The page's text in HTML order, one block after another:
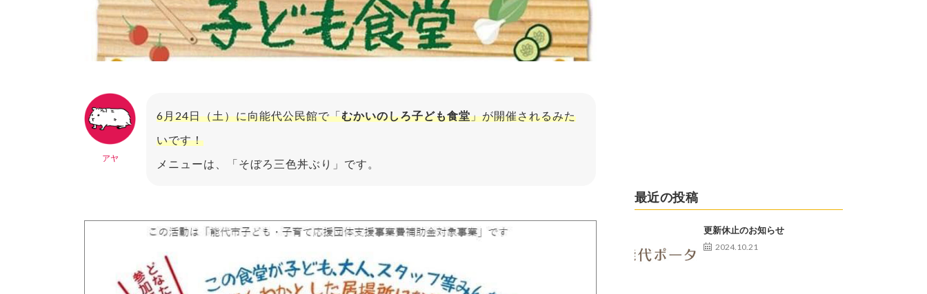
アヤ
6月24日（土）に向能代公民館で「むかいのしろ子ども食堂」が開催されるみた
いです！
メニューは、「そぼろ三色丼ぶり」です。
最近の投稿
更新休止のお知らせ
2024.10.21